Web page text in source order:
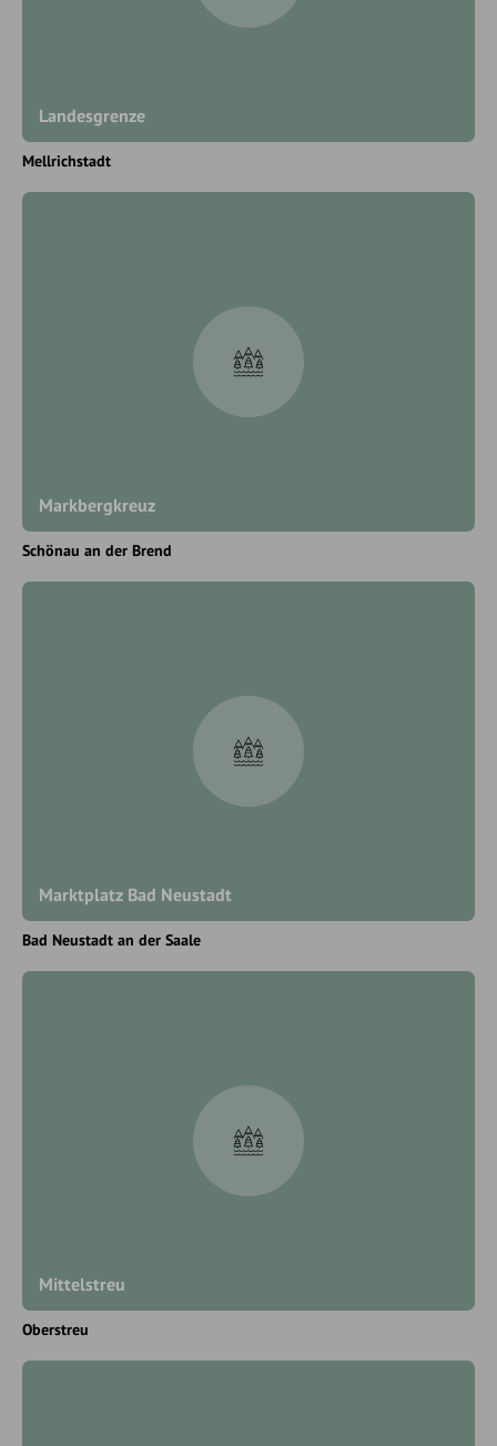
Landesgrenze
Mellrichstadt
Markbergkreuz
Schönau an der Brend
Marktplatz Bad Neustadt
Bad Neustadt an der Saale
Mittelstreu
Oberstreu